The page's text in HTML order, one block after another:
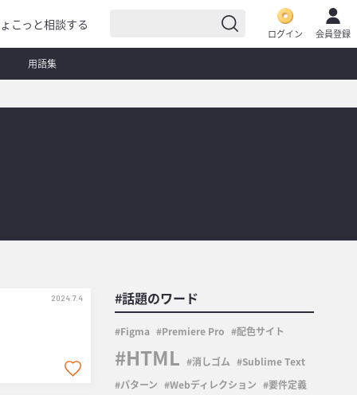
こっと相談する
ログイン 会員登録
用語集
2024.7.4 #話題のワード
Figma Premiere Pro 配色サイト
HTML 消しゴム
Sublime Text
パターン
Webディレクション 要件定義